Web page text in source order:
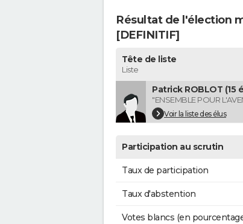
Résultat de l'élection
[DEFINITIF]
Tête de liste
Liste
Patrick ROBLOT (15
"ENSEMBLE POUR
Voir la liste des élus
Participation au scrutin
Taux de participation
Taux d'abstention
Votes blancs (en